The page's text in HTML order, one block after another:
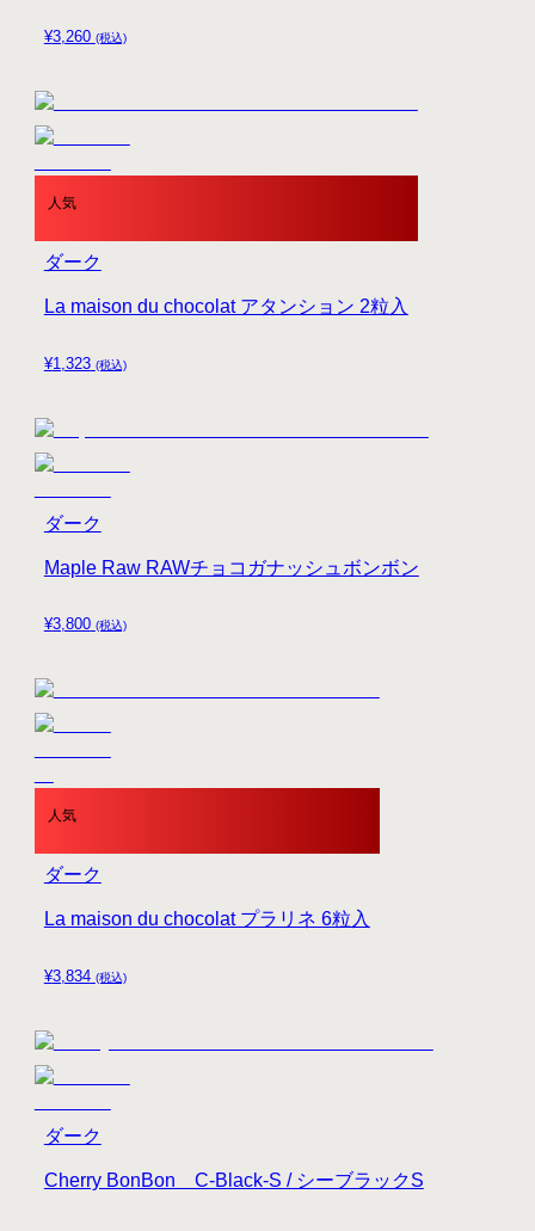
¥3,260 (税込)
人気
¥1,323 (税込)
La maison du chocolat アタンション 2粒入
ダーク
¥3,800 (税込)
Maple Raw RAWチョコガナッシュボンボン
ダーク
人気
¥3,834 (税込)
La maison du chocolat プラリネ 6粒入
ダーク
Cherry BonBon C-Black-S / シーブラックS
ダーク